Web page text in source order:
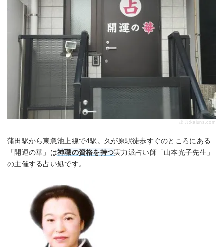
出典: kaiuns.com
蒲田駅から東急池上線で4駅。久が原駅徒歩すぐのところにある
「開運の華」は神職の資格を持つ実力派占い師「山本光子先生」
の主催する占い処です。